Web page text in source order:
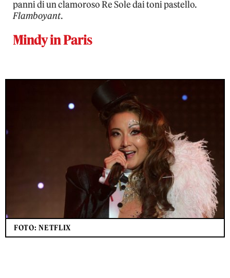
panni di un clamoroso Re Sole dai toni pastello.
Flamboyant.
Mindy in Paris
FOTO: NETFLIX